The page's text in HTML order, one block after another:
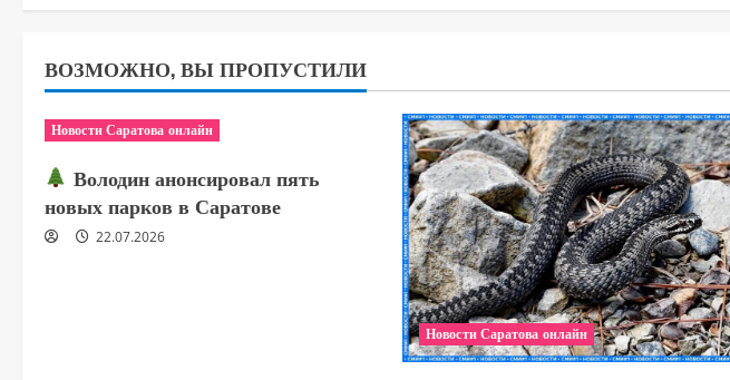
ВОЗМОЖНО, ВЫ ПРОПУСТИЛИ
Новости Саратова онлайн
Володин анонсировал пять
новых парков в Саратове
22.07.2026
Новости Саратова онлайн